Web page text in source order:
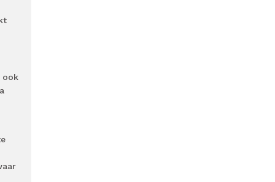
ook